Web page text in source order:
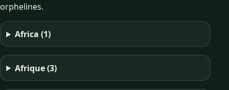
orphelines.
Africa(1)
Afrique(3)